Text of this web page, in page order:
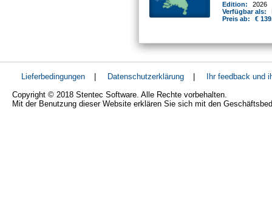
Edition:
2026
Verfügbar als:
Preis ab:
€
Lieferbedingungen | Datenschutzerklärung |
Ihr feedback und
Copyright © 2018 Stentec Software. Alle Rechte vorbehalten.
Mit der Benutzung dieser Website erklären Sie sich mit den